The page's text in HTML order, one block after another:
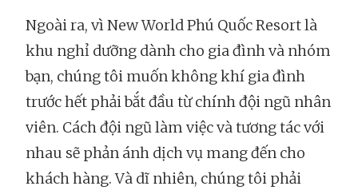
Ngoài ra, vì New World Phú Quốc Resort là
khu nghỉ dưỡng dành cho gia đình và nhóm
bạn, chúng tôi muốn không khí gia đình
trước hết phải bắt đầu từ chính đội ngũ nhân
viên. Cách đội ngũ làm việc và tương tác với
nhau sẽ phản ánh dịch vụ mang đến cho
khách hàng. Và dĩ nhiên, chúng tôi phải